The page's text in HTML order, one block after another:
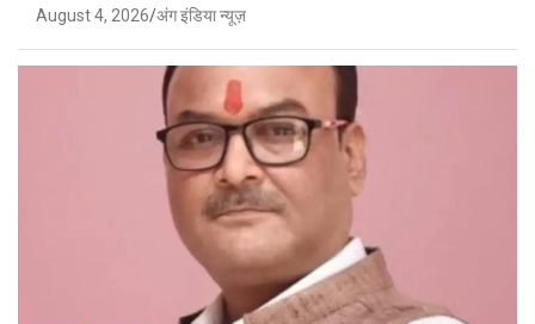
August 4, 2026 अंग इंडिया न्यूज़